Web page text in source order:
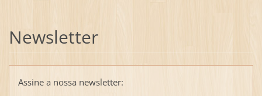
Newsletter
Assine a nossa newsletter: